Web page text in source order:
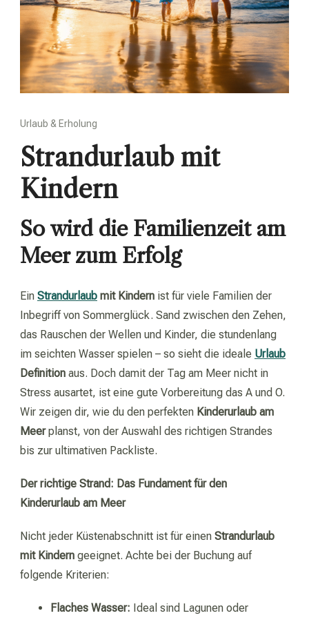
Urlaub & Erholung
Strandurlaub mit
Kindern
So wird die Familienzeit am
Meer zum Erfolg
Ein Strandurlaub mit Kindern ist für viele Familien der
Inbegriff von Sommerglück. Sand zwischen den Zehen,
das Rauschen der Wellen und Kinder, die stundenlang
im seichten Wasser spielen – so sieht die ideale Urlaub
Definition aus. Doch damit der Tag am Meer nicht in
Stress ausartet, ist eine gute Vorbereitung das A und O.
Wir zeigen dir, wie du den perfekten Kinderurlaub am
Meerplanst, von der Auswahl des richtigen Strandes
bis zur ultimativen Packliste.
Der richtige Strand: Das Fundament für den
Kinderurlaub am Meer
Nicht jeder Küstenabschnitt ist für einen Strandurlaub
mit Kindern geeignet. Achte bei der Buchung auf
folgende Kriterien:
Flaches Wasser: Ideal sind Lagunen oder